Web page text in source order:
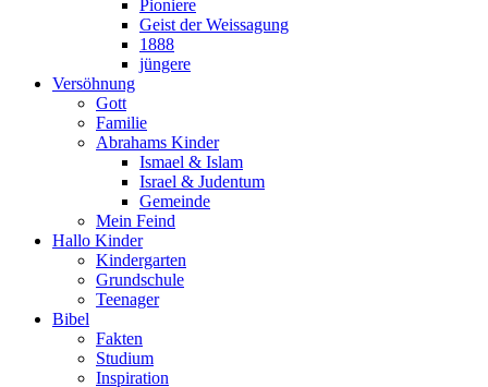
Pioniere
Geist der Weissagung
1888
jüngere
Versöhnung
Gott
Familie
Abrahams Kinder
Ismael & Islam
Israel & Judentum
Gemeinde
Mein Feind
Hallo Kinder
Kindergarten
Grundschule
Teenager
Bibel
Fakten
Studium
Inspiration